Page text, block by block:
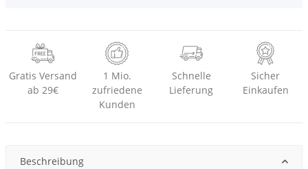
Gratis Versand
ab 29€
1 Mio.
zufriedene
Kunden
Schnelle
Lieferung
Sicher
Einkaufen
Beschreibung